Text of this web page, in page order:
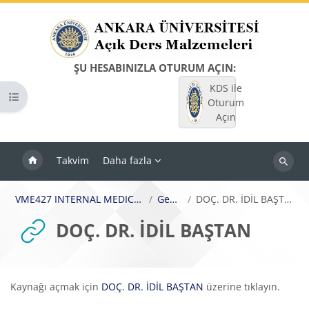
ŞU HESABINIZLA OTURUM AÇIN:
KDS ile
Oturum
Açın
Takvim Daha fazla
Dersleri
Kurs dizinini aç
VME427 INTERNAL MEDICINE Genel DOÇ. DR. İDİL BAŞTAN
DOÇ. DR. İDİL BAŞTAN
Tamamlama Gereklilikleri
Kaynağı açmak için DOÇ. DR. İDİL BAŞTAN üzerine tıklayın.